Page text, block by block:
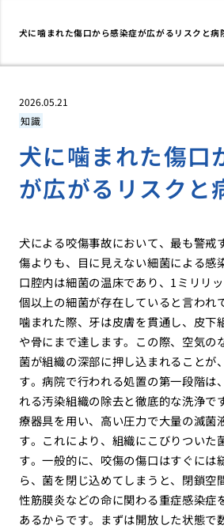
犬に噛まれた傷口から感染症が広がるリスクと病
2026.05.21
知識
犬に噛まれた傷口
が広がるリスクと
犬による咬傷事故において、最も警戒
傷よりも、目に見えない細菌による感
口腔内は細菌の温床であり、1ミリリ
個以上の細菌が存在していると言われ
噛まれた際、牙は皮膚を貫通し、皮下
や骨にまで達します。この際、空気の
菌が組織の深部に押し込まれることが
す。病院で行われる処置の第一段階は
れる汚染組織の除去と徹底的な洗浄で
療器具を用い、高い圧力で大量の滅菌
す。これにより、組織にこびりついた
す。一般的に、咬傷の傷口はすぐには
ら、菌を閉じ込めてしまうと、閉鎖空
性筋膜炎などの命に関わる重症感染症
あるからです。まずは開放した状態で